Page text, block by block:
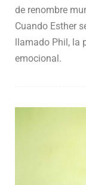
de renombre
Cuando Esther
llamado Phil,
emocional.